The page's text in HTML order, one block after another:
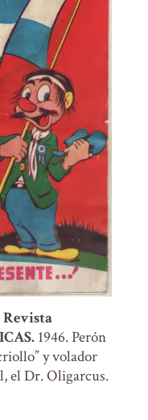
Revista
1946. Perón
y volador
el Dr. Oligarcus.